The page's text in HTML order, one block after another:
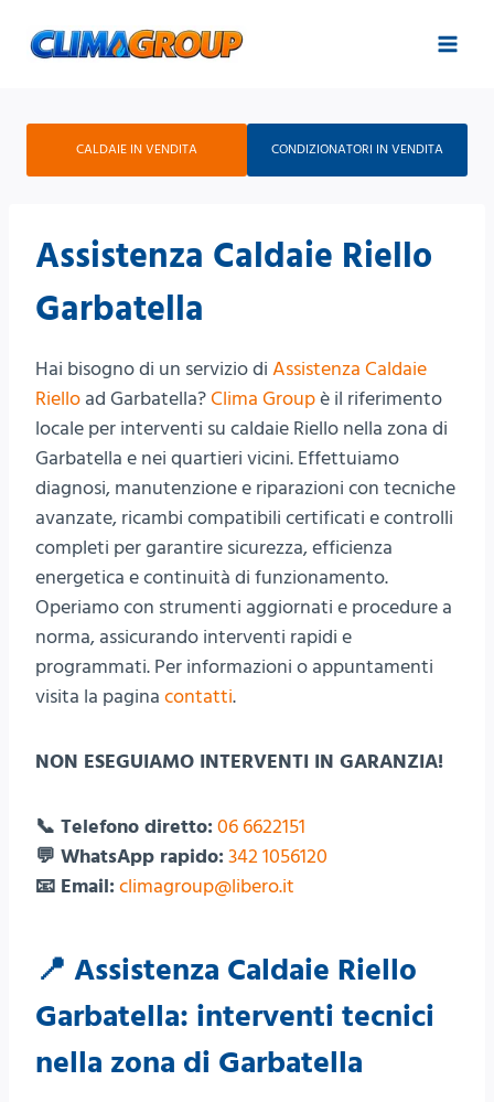
CALDAIE IN VENDITA CONDIZIONATORI IN VENDITA
Assistenza Caldaie Riello
Garbatella
Hai bisogno di un servizio di Assistenza Caldaie
Riello ad Garbatella?Clima Groupè il riferimento
locale per interventi su caldaie Riello nella zona di
Garbatella e nei quartieri vicini. Effettuiamo
diagnosi, manutenzione e riparazioni con tecniche
avanzate, ricambi compatibili certificati e controlli
completi per garantire sicurezza, efficienza
energetica e continuità di funzionamento.
Operiamo con strumenti aggiornati e procedure a
norma, assicurando interventi rapidi e
programmati. Per informazioni o appuntamenti
visita la pagina contatti.
NON ESEGUIAMO INTERVENTI IN GARANZIA!
📞 Telefono diretto: 06 6622151
💬 WhatsApp rapido: 342 1056120
📧 Email: climagroup@libero.it
📍 Assistenza Caldaie Riello
Garbatella: interventi tecnici
nella zona di Garbatella